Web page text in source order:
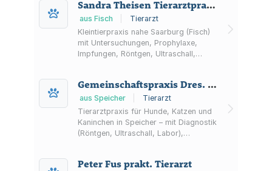
einer Rehastation.
Sandra Theisen Tierarztpraxis Am Rehlinger Hof
aus Fisch
Tierarzt
Kleintierpraxis nahe Saarburg (Fisch)
mit Untersuchungen, Prophylaxe,
Impfungen, Röntgen, Ultraschall,
Sprechzeiten, Terminsprechstunde
und Notdienst-Infos verfügbar.
Gemeinschaftspraxis Dres. Müller/ Rohmer/ Falkenhorst GbR
aus Speicher
Tierarzt
Tierarztpraxis für Hunde, Katzen und
Kaninchen in Speicher – mit Diagnostik
(Röntgen, Ultraschall, Labor),
Unterbringung sowie Notdienstinfos.
Peter Fus prakt. Tierarzt